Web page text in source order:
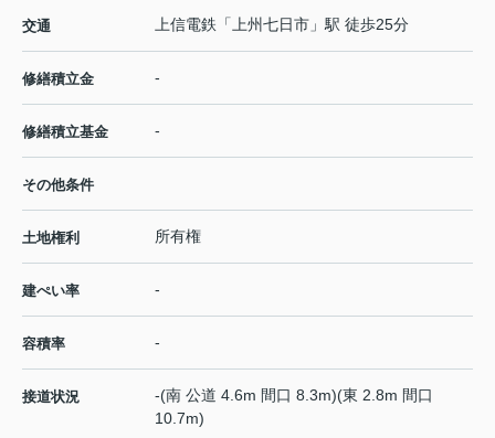
交通 上信電鉄 「 上州七日市 」駅 徒歩25分
修繕積立金 -
修繕積立基金 -
その他条件
土地権利 所有権
建ぺい率 -
容積率 -
接道状況
-(南 公道 4.6m 間口 8.3m)(東 2.8m 間口
10.7m)